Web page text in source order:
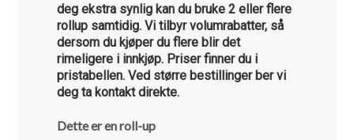
deg ekstra synlig kan du bruke 2 eller flere
rollup samtidig. Vi tilbyr volumrabatter, så
dersom du kjøper du flere blir det
rimeligere i innkjøp. Priser finner du i
pristabellen. Ved større bestillinger ber vi
deg ta kontakt direkte.
Dette er en roll-up